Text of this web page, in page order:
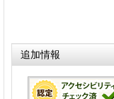
追加情報